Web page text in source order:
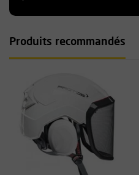
Produits recommandés